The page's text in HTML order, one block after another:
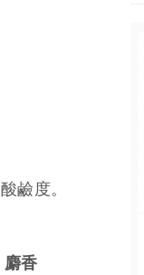
HK$998.0
鹼度。
香